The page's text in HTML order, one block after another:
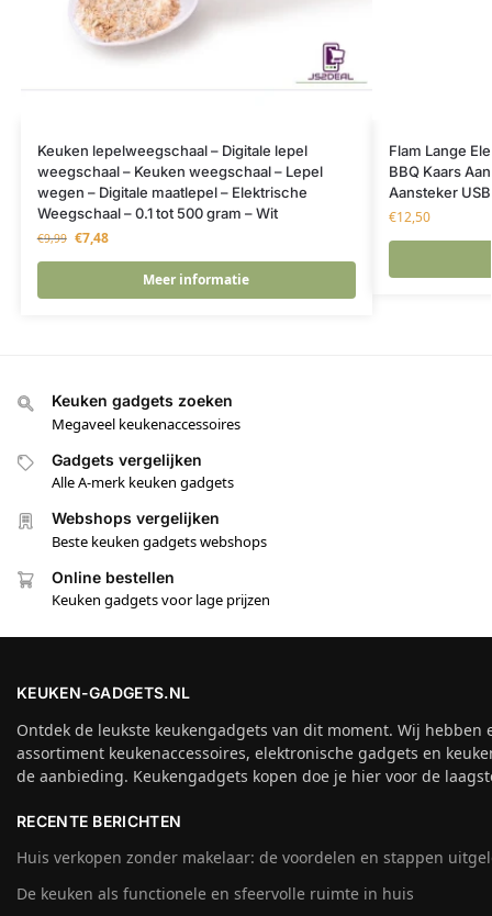
Keuken lepelweegschaal – Digitale lepel
weegschaal – Keuken weegschaal – Lepel
wegen – Digitale maatlepel – Elektrische
Weegschaal – 0.1 tot 500 gram – Wit
€9,99 €7,48
Meer informatie
Flam Lange
BBQ Kaars
Aansteker
€12,50
Keuken gadgets zoeken
Megaveel keukenaccessoires
Gadgets vergelijken
Alle A-merk keuken gadgets
Webshops vergelijken
Beste keuken gadgets webshops
Online bestellen
Keuken gadgets voor lage prijzen
KEUKEN-GADGETS.NL
Ontdek de leukste keukengadgets van dit moment. Wij hebben
assortiment keukenaccessoires, elektronische gadgets en
de aanbieding. Keukengadgets kopen doe je hier voor de
RECENTE BERICHTEN
Huis verkopen zonder makelaar: de voordelen en stappen
De keuken als functionele en sfeervolle ruimte in huis